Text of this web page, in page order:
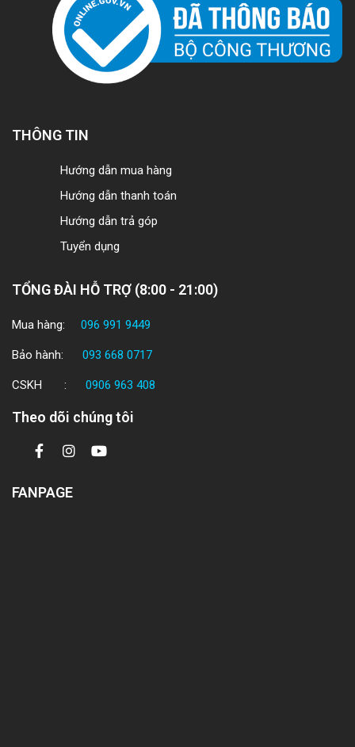
THÔNG TIN
Hướng dẫn mua hàng
Hướng dẫn thanh toán
Hướng dẫn trả góp
Tuyển dụng
TỔNG ĐÀI HỖ TRỢ (8:00 - 21:00)
Mua hàng: 096 991 9449
Bảo hành: 093 668 0717
CSKH : 0906 963 408
Theo dõi chúng tôi
FANPAGE